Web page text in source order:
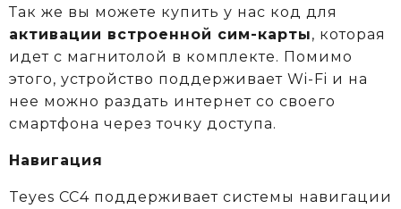
Так же вы можете купить у нас код для
активации встроенной сим-карты, которая
идет с магнитолой в комплекте. Помимо
этого, устройство поддерживает Wi-Fi и на
нее можно раздать интернет со своего
смартфона через точку доступа.
Навигация
Teyes CC4 поддерживает системы навигации